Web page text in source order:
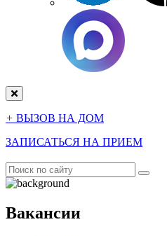
+ ВЫЗОВ НА ДОМ
ЗАПИСАТЬСЯ НА ПРИЕМ
Вакансии